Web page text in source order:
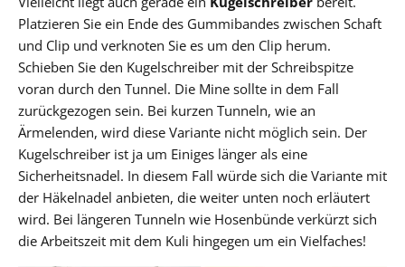
Platzieren Sie ein Ende des Gummibandes zwischen Schaft
und Clip und verknoten Sie es um den Clip herum.
Schieben Sie den Kugelschreiber mit der Schreibspitze
voran durch den Tunnel. Die Mine sollte in dem Fall
zurückgezogen sein. Bei kurzen Tunneln, wie an
Ärmelenden, wird diese Variante nicht möglich sein. Der
Kugelschreiber ist ja um Einiges länger als eine
Sicherheitsnadel. In diesem Fall würde sich die Variante mit
der Häkelnadel anbieten, die weiter unten noch erläutert
wird. Bei längeren Tunneln wie Hosenbünde verkürzt sich
die Arbeitszeit mit dem Kuli hingegen um ein Vielfaches!